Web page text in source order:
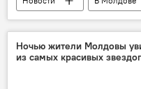
Ночью жители Молдовы
из самых красивых